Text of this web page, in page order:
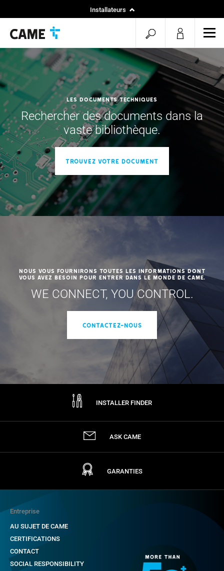
Installateurs
Commencer
la
recherche
le
Les documents techniques
Rechercher des documents dans la
vaste bibliothèque.
TROUVEZ VOTRE DOCUMENT
Nous vous fournirons toutes les informations dont
vous avez besoin pour entrer dans le monde de CAME.
WE CONNECT, YOU CONTROL.
Contactez-nous
INSTALLER FINDER
ASK CAME
GARANTIES
Entreprise
AU SUJET DE CAME
CERTIFICATIONS
CONTACT
SOCIAL RESPONSIBILITY